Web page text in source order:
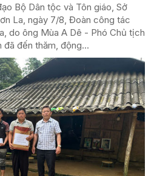
Bộ Dân tộc và Tôn giáo, Sở
La, ngày 7/8, Đoàn công tác
do ông Mùa A Dê - Phó Chủ tịch
đã đến thăm, động...